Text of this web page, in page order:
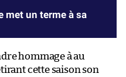
met un terme à sa
hommage à au
cette saison son